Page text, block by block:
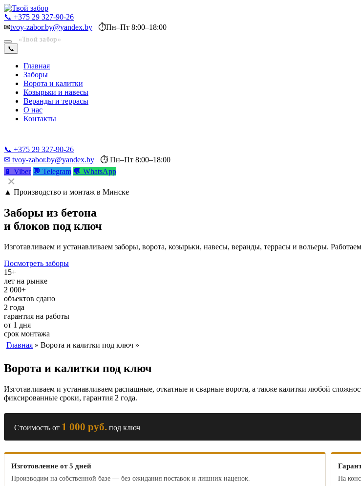
📞 +375 29 327-90-26
✉tvoy-zabor.by@yandex.by ⏱Пн–Пт 8:00–18:00
«Твой забор»
📞
Главная
Заборы
Ворота и калитки
Козырьки и навесы
Веранды и террасы
О нас
Контакты
📞 +375 29 327-90-26
✉ tvoy-zabor.by@yandex.by ⏱ Пн–Пт 8:00–18:00
📱 Viber 💬 Telegram 💬 WhatsApp
✕
▲ Производство и монтаж в Минске
Заборы из бетона
и блоков под ключ
Изготавливаем и устанавливаем заборы, ворота, козырьки, навесы, веранды, террасы и вольеры.
Посмотреть заборы
15+
лет на рынке
2 000+
объектов сдано
2 года
гарантия на работы
от 1 дня
срок монтажа
Главная » Ворота и калитки под ключ »
Ворота и калитки под ключ
Изготавливаем и устанавливаем распашные, откатные и сварные ворота, а также калитки любой
фиксированные сроки, гарантия 2 года.
Стоимость от 1 000 руб.под ключ
Изготовление от 5 дней
Производим на собственной базе — без ожидания поставок и лишних наценок. На